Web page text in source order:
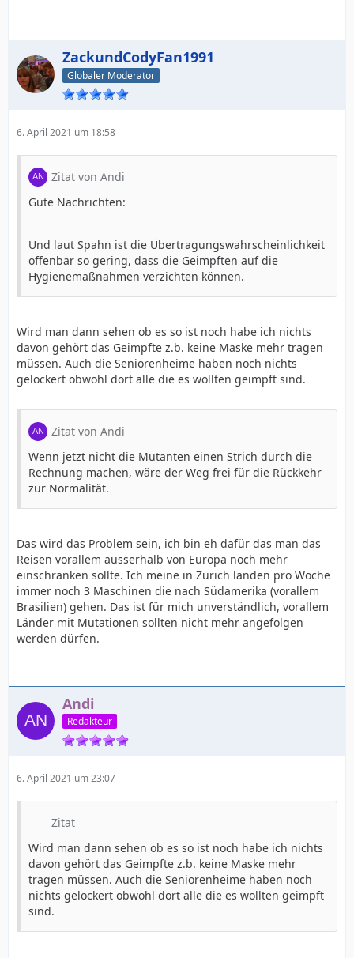
ZackundCodyFan1991
Globaler Moderator
6. April 2021 um 18:58
Zitat von Andi
Gute Nachrichten:
Und laut Spahn ist die Übertragungswahrscheinlichkeit
offenbar so gering, dass die Geimpften auf die
Hygienemaßnahmen verzichten können.
Wird man dann sehen ob es so ist noch habe ich nichts
davon gehört das Geimpfte z.b. keine Maske mehr tragen
müssen. Auch die Seniorenheime haben noch nichts
gelockert obwohl dort alle die es wollten geimpft sind.
Zitat von Andi
Wenn jetzt nicht die Mutanten einen Strich durch die
Rechnung machen, wäre der Weg frei für die Rückkehr
zur Normalität.
Das wird das Problem sein, ich bin eh dafür das man das
Reisen vorallem ausserhalb von Europa noch mehr
einschränken sollte. Ich meine in Zürich landen pro Woche
immer noch 3 Maschinen die nach Südamerika (vorallem
Brasilien) gehen. Das ist für mich unverständlich, vorallem
Länder mit Mutationen sollten nicht mehr angefolgen
werden dürfen.
Andi
Redakteur
6. April 2021 um 23:07
Zitat
Wird man dann sehen ob es so ist noch habe ich nichts
davon gehört das Geimpfte z.b. keine Maske mehr
tragen müssen. Auch die Seniorenheime haben noch
nichts gelockert obwohl dort alle die es wollten geimpft
sind.